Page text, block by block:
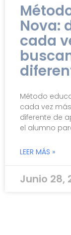
Nova:
cada
Método
cada vez
diferente de
el alumno
LEER MÁS »
Junio 28,